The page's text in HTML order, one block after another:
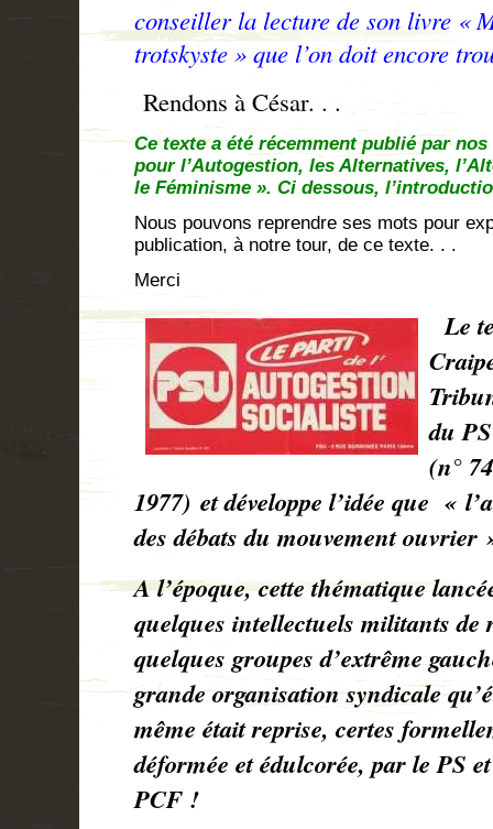
conseiller la lecture de son livre «
trotskyste » que l’on doit encore
Rendons à César. . .
Ce texte a été récemment publié par
pour l’Autogestion, les Alternatives,
le Féminisme ». Ci dessous,
Nous pouvons reprendre ses mots pour
publication, à notre tour, de ce texte. . .
Merci
Le
du
(n°
1977) et développe l’idée que «
des débats du mouvement ouvrier
A l’époque, cette thématique
quelques intellectuels militants de
quelques groupes d’extrême
grande organisation syndicale
même était reprise, certes
déformée et édulcorée, par le PS
PCF !